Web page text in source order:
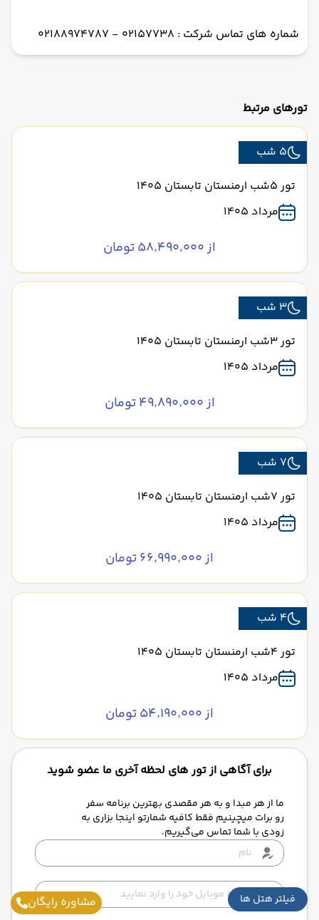
فیلتر هتل ها
شماره های تماس شرکت : 02157738 - 02188974787
تورهای مرتبط
5 شب
تور 5شب ارمنستان تابستان 1405
مرداد 1405
از ۵۸٬۴۹۰٬۰۰۰ تومان
3 شب
تور 3شب ارمنستان تابستان 1405
مرداد 1405
از ۴۹٬۸۹۰٬۰۰۰ تومان
7 شب
تور 7شب ارمنستان تابستان 1405
مرداد 1405
از ۶۶٬۹۹۰٬۰۰۰ تومان
4 شب
تور 4شب ارمنستان تابستان 1405
مرداد 1405
از ۵۴٬۱۹۰٬۰۰۰ تومان
برای آگاهی از تور های لحظه آخری ما عضو شوید
ما از هر مبدا و به هر مقصدی بهترین برنامه سفر
رو برات میچینیم فقط کافیه شمارتو اینجا بزاری به
زودی با شما تماس می‌گیریم.
مشاوره رایگان